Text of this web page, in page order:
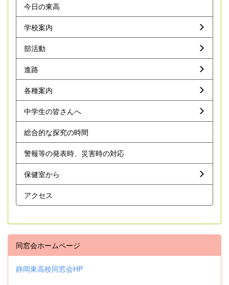
今日の東高
学校案内
部活動
進路
各種案内
中学生の皆さんへ
総合的な探究の時間
警報等の発表時、災害時の対応
保健室から
アクセス
同窓会ホームページ
静岡東高校同窓会HP